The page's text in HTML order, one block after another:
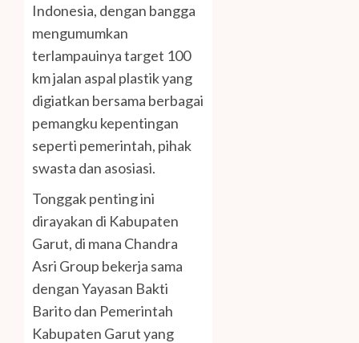
Indonesia, dengan bangga
mengumumkan
terlampauinya target 100
km jalan aspal plastik yang
digiatkan bersama berbagai
pemangku kepentingan
seperti pemerintah, pihak
swasta dan asosiasi.
Tonggak penting ini
dirayakan di Kabupaten
Garut, di mana Chandra
Asri Group bekerja sama
dengan Yayasan Bakti
Barito dan Pemerintah
Kabupaten Garut yang